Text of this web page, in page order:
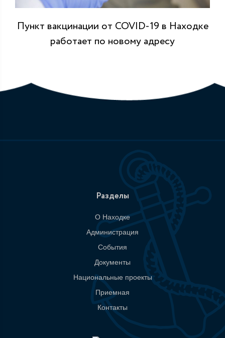
Пункт вакцинации от COVID-19 в Находке
работает по новому адресу
Разделы
О Находке
Администрация
События
Документы
Национальные проекты
Приемная
Контакты